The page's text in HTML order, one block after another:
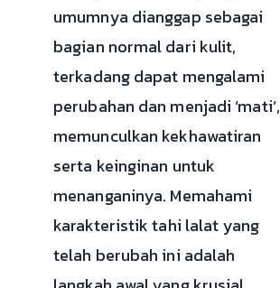
umumnya dianggap sebagai
bagian normal dari kulit,
terkadang dapat mengalami
perubahan dan menjadi ‘mati’,
memunculkan kekhawatiran
serta keinginan untuk
menanganinya. Memahami
karakteristik tahi lalat yang
telah berubah ini adalah